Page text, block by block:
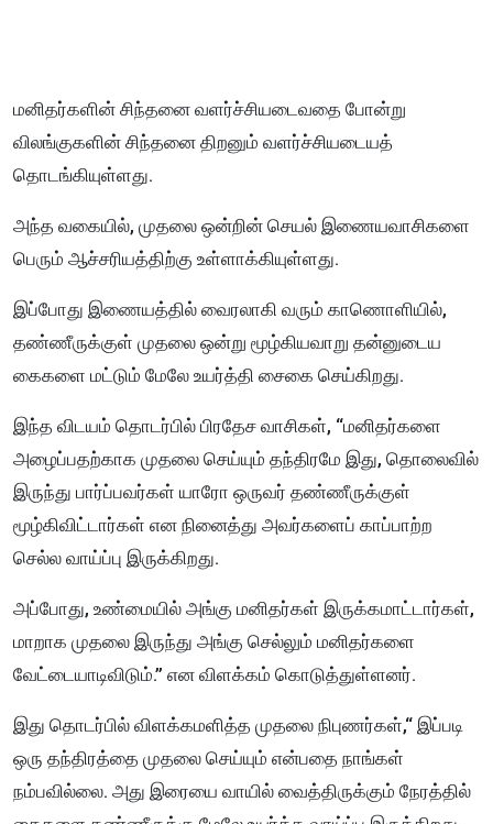
மனிதர்களின் சிந்தனை வளர்ச்சியடைவதை போன்று
விலங்குகளின் சிந்தனை திறனும் வளர்ச்சியடையத்
தொடங்கியுள்ளது.
அந்த வகையில், முதலை ஒன்றின் செயல் இணையவாசிகளை
பெரும் ஆச்சரியத்திற்கு உள்ளாக்கியுள்ளது.
இப்போது இணையத்தில் வைரலாகி வரும் காணொளியில்,
தண்ணீருக்குள் முதலை ஒன்று மூழ்கியவாறு தன்னுடைய
கைகளை மட்டும் மேலே உயர்த்தி சைகை செய்கிறது.
இந்த விடயம் தொடர்பில் பிரதேச வாசிகள், “மனிதர்களை
அழைப்பதற்காக முதலை செய்யும் தந்திரமே இது, தொலைவில்
இருந்து பார்ப்பவர்கள் யாரோ ஒருவர் தண்ணீருக்குள்
மூழ்கிவிட்டார்கள் என நினைத்து அவர்களைப் காப்பாற்ற
செல்ல வாய்ப்பு இருக்கிறது.
அப்போது, உண்மையில் அங்கு மனிதர்கள் இருக்கமாட்டார்கள்,
மாறாக முதலை இருந்து அங்கு செல்லும் மனிதர்களை
வேட்டையாடிவிடும்.” என விளக்கம் கொடுத்துள்ளனர்.
இது தொடர்பில் விளக்கமளித்த முதலை நிபுணர்கள்,“ இப்படி
ஒரு தந்திரத்தை முதலை செய்யும் என்பதை நாங்கள்
நம்பவில்லை. அது இரையை வாயில் வைத்திருக்கும் நேரத்தில்